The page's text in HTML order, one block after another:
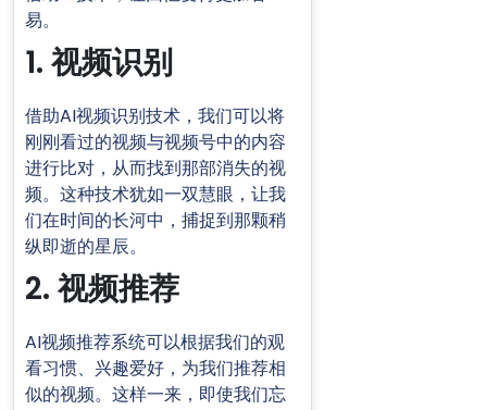
易。
1. 视频识别
借助AI视频识别技术，我们可以将
刚刚看过的视频与视频号中的内容
进行比对，从而找到那部消失的视
频。这种技术犹如一双慧眼，让我
们在时间的长河中，捕捉到那颗稍
纵即逝的星辰。
2. 视频推荐
AI视频推荐系统可以根据我们的观
看习惯、兴趣爱好，为我们推荐相
似的视频。这样一来，即使我们忘